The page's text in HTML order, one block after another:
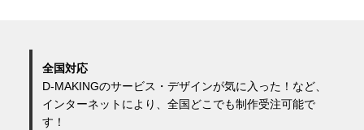
全国対応
D-MAKINGのサービス・デザインが気に入った！など、
インターネットにより、全国どこでも制作受注可能で
す！